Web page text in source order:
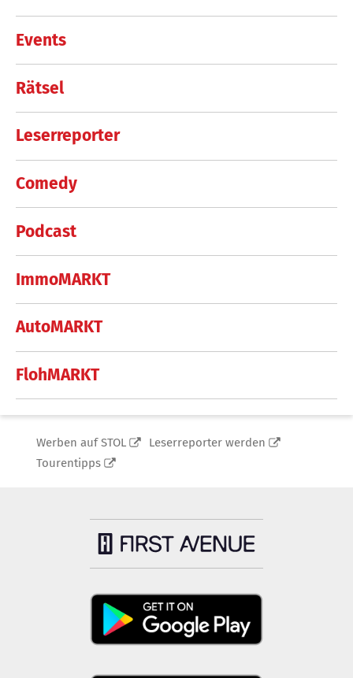
Events
Rätsel
Leserreporter
Comedy
Podcast
ImmoMARKT
AutoMARKT
FlohMARKT
Werben auf STOL
Leserreporter werden
Tourentipps